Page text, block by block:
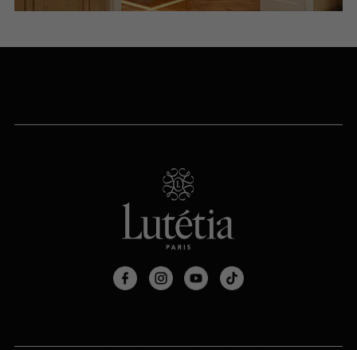
PRENDRE RENDEZ-VOUS